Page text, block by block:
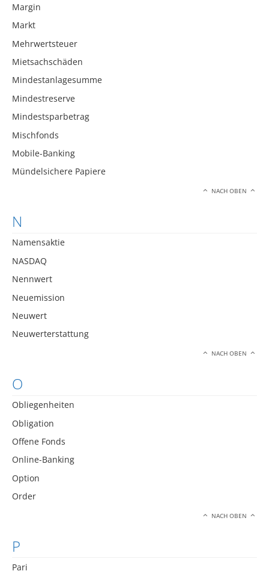
Margin
Markt
Mehrwertsteuer
Mietsachschäden
Mindestanlagesumme
Mindestreserve
Mindestsparbetrag
Mischfonds
Mobile-Banking
Mündelsichere Papiere
NACH OBEN
N
Namensaktie
NASDAQ
Nennwert
Neuemission
Neuwert
Neuwerterstattung
NACH OBEN
O
Obliegenheiten
Obligation
Offene Fonds
Online-Banking
Option
Order
NACH OBEN
P
Pari